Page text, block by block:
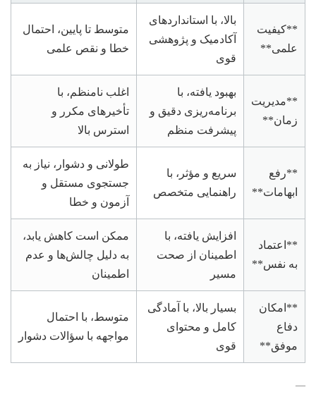
**کیفیت
علمی**
بالا، با استانداردهای
آکادمیک و پژوهشی
قوی
متوسط تا پایین، احتمال
خطا و نقص علمی
**مدیریت
زمان**
بهبود یافته، با
برنامه‌ریزی دقیق و
پیشرفت منظم
اغلب نامنظم، با
تأخیرهای مکرر و
استرس بالا
**رفع
ابهامات**
سریع و مؤثر، با
راهنمایی متخصص
طولانی و دشوار، نیاز به
جستجوی مستقل و
آزمون و خطا
**اعتماد
به نفس**
افزایش یافته، با
اطمینان از صحت
مسیر
ممکن است کاهش یابد،
به دلیل چالش‌ها و عدم
اطمینان
**امکان
دفاع
موفق**
بسیار بالا، با آمادگی
کامل و محتوای
قوی
متوسط، با احتمال
مواجهه با سؤالات دشوار
—